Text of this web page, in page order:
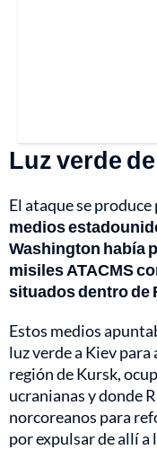
Luz verde
El ataque se
medios
Washington había
misiles ATACMS
situados dentro de
Estos medios
luz verde a Kiev
región de Kursk,
ucranianas y donde
norcoreanos para
por expulsar de allí a